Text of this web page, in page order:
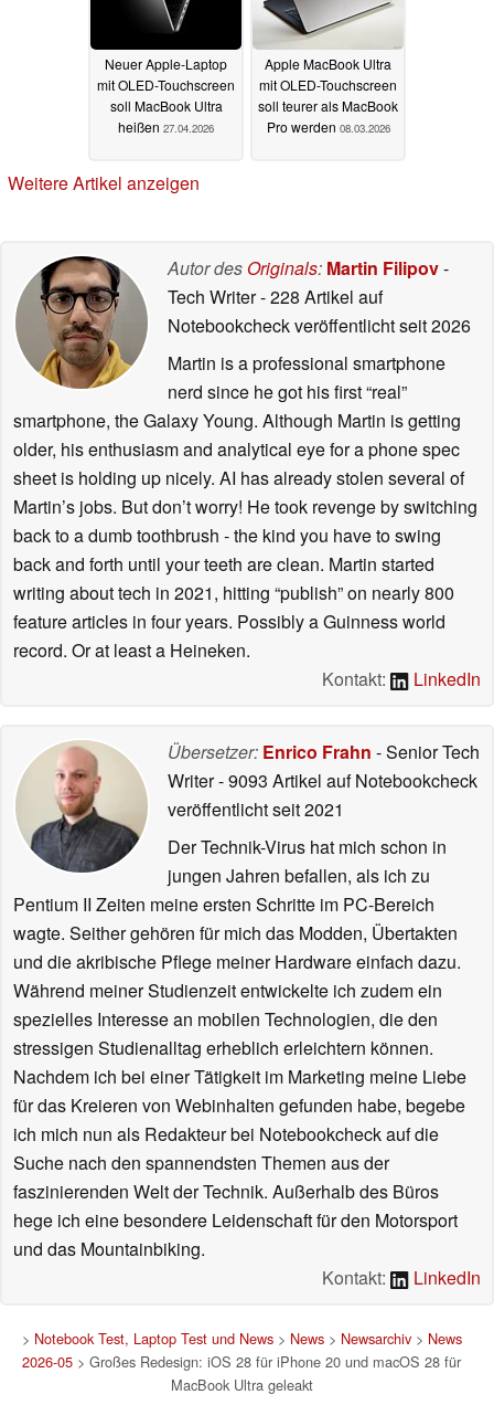
Neuer Apple-Laptop
mit OLED-Touchscreen
soll MacBook Ultra
heißen 27.04.2026
Apple MacBook Ultra
mit OLED-Touchscreen
soll teurer als MacBook
Pro werden 08.03.2026
Weitere Artikel anzeigen
Autor des Originals: Martin Filipov-
Tech Writer- 228 Artikel auf
Notebookcheck veröffentlichtseit 2026
Martin is a professional smartphone
nerd since he got his first “real”
smartphone, the Galaxy Young. Although Martin is getting
older, his enthusiasm and analytical eye for a phone spec
sheet is holding up nicely. AI has already stolen several of
Martin’s jobs. But don’t worry! He took revenge by switching
back to a dumb toothbrush - the kind you have to swing
back and forth until your teeth are clean. Martin started
writing about tech in 2021, hitting “publish” on nearly 800
feature articles in four years. Possibly a Guinness world
record. Or at least a Heineken.
Kontakt:
LinkedIn
Übersetzer: Enrico Frahn - Senior Tech
Writer- 9093 Artikel auf Notebookcheck
veröffentlichtseit 2021
Der Technik-Virus hat mich schon in
jungen Jahren befallen, als ich zu
Pentium II Zeiten meine ersten Schritte im PC-Bereich
wagte. Seither gehören für mich das Modden, Übertakten
und die akribische Pflege meiner Hardware einfach dazu.
Während meiner Studienzeit entwickelte ich zudem ein
spezielles Interesse an mobilen Technologien, die den
stressigen Studienalltag erheblich erleichtern können.
Nachdem ich bei einer Tätigkeit im Marketing meine Liebe
für das Kreieren von Webinhalten gefunden habe, begebe
ich mich nun als Redakteur bei Notebookcheck auf die
Suche nach den spannendsten Themen aus der
faszinierenden Welt der Technik. Außerhalb des Büros
hege ich eine besondere Leidenschaft für den Motorsport
und das Mountainbiking.
Kontakt:
LinkedIn
> Notebook Test, Laptop Test und News> News> Newsarchiv> News
2026-05 > Großes Redesign: iOS 28 für iPhone 20 und macOS 28 für
MacBook Ultra geleakt